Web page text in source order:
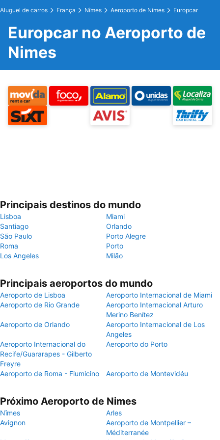
Aluguel de carros França Nîmes Aeroporto de Nimes Europcar
Europcar no Aeroporto de
Nimes
Principais destinos do mundo
Lisboa
Miami
Santiago
Orlando
São Paulo
Porto Alegre
Roma
Porto
Los Angeles
Milão
Principais aeroportos do mundo
Aeroporto de Lisboa
Aeroporto Internacional de Miami
Aeroporto de Rio Grande
Aeroporto Internacional Arturo
Merino Benítez
Aeroporto de Orlando
Aeroporto Internacional de Los
Angeles
Aeroporto Internacional do
Recife/Guararapes - Gilberto
Freyre
Aeroporto do Porto
Aeroporto de Roma - Fiumicino Aeroporto de Montevidéu
Próximo Aeroporto de Nimes
Nîmes
Arles
Avignon
Aeroporto de Montpellier –
Méditerranée